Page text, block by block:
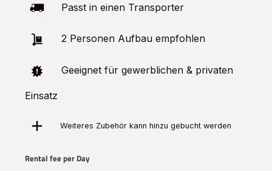
Passt in einen Transporter
2 Personen Aufbau empfohlen
Geeignet für gewerblichen & privaten
Einsatz
Weiteres Zubehör kann hinzu gebucht werden
Rental fee per Day